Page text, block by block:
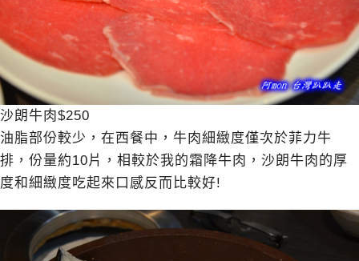
沙朗牛肉$250
油脂部份較少，在西餐中，牛肉細緻度僅次於菲力牛
排，份量約10片，相較於我的霜降牛肉，沙朗牛肉的厚
度和細緻度吃起來口感反而比較好!